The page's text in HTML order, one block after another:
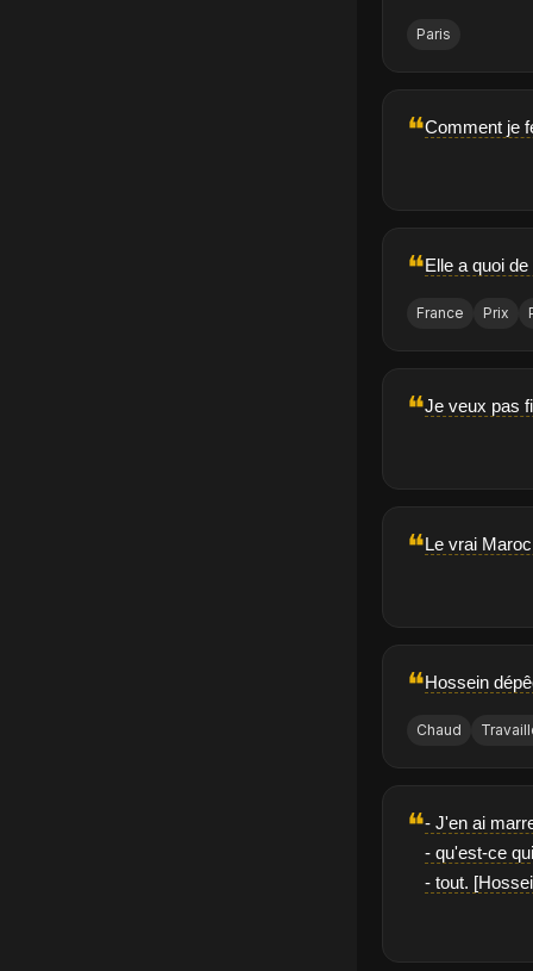
Paris
❝Comment je
❝Elle a quoi
France Prix
❝Je veux pas
❝Le vrai
❝Hossein
Chaud
❝- J'en ai
- qu'est-ce
- tout.